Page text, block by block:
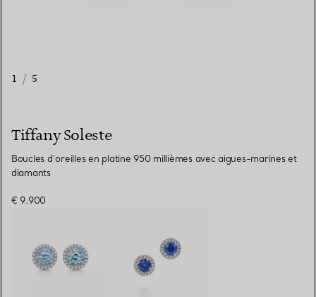
1 / 5
Tiffany Soleste
Boucles d’oreilles en platine 950 millièmes avec aigues-marines et
diamants
€ 9.900